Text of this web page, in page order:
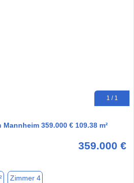
1 / 1
359.000 € 109.38 m²
359.000 €
Zimmer 4